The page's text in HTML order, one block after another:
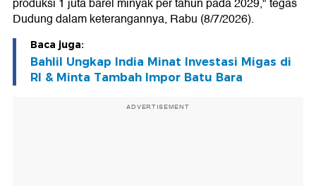
Dudung dalam keterangannya, Rabu (8/7/2026).
Baca juga:
Bahlil Ungkap India Minat Investasi Migas di
RI & Minta Tambah Impor Batu Bara
ADVERTISEMENT